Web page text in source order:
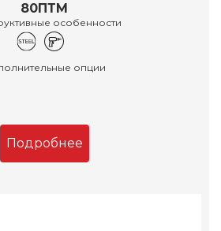
80ПТМ
особенности
опции
Подробнее